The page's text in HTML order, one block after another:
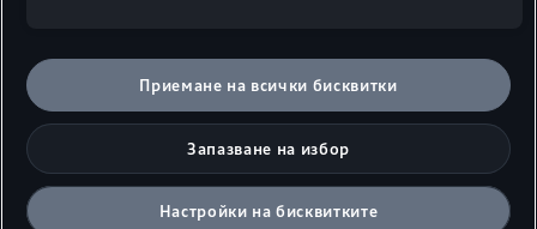
Система за пречистване на емисиите
Катализатор, ламбда сонда, бензинов филтър
за фини прахови частици (OPF)
Приемане на всички бисквитки
Запазване на избор
Настройки на бисквитките